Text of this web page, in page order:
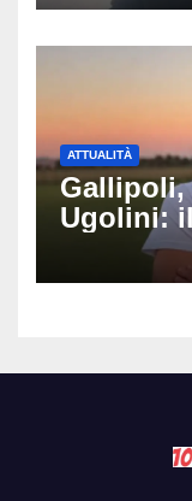
ATTUALITÀ
Gallipoli,
Ugolini:
medico